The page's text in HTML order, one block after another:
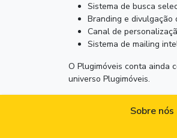
Sistema de busca
Branding e divulgação
Canal de
Sistema de mailing
O Plugimóveis conta ainda
universo Plugimóveis.
Sobre nós